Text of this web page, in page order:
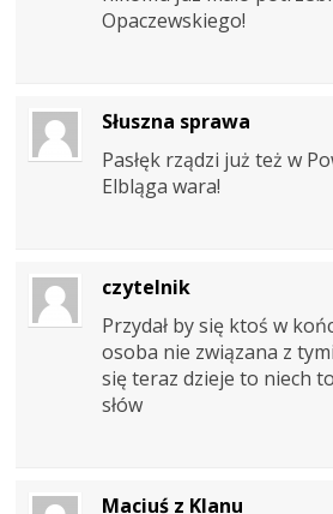
Opaczewskiego!
Słuszna sprawa
Pasłęk rządzi już też w
Elbląga wara!
czytelnik
Przydał by się ktoś w
osoba nie związana z
się teraz dzieje to niech
słów
Maciuś z Klanu